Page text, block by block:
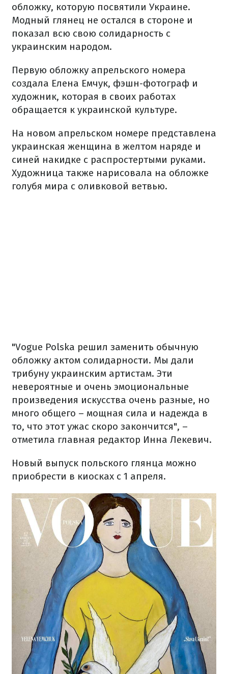
обложку, которую посвятили Украине.
Модный глянец не остался в стороне и
показал всю свою солидарность с
украинским народом.
Первую обложку апрельского номера
создала Елена Емчук, фэшн-фотограф и
художник, которая в своих работах
обращается к украинской культуре.
На новом апрельском номере представлена
​​украинская женщина в желтом наряде и
синей накидке с распростертыми руками.
Художница также нарисовала на обложке
голубя мира с оливковой ветвью.
"Vogue Polska решил заменить обычную
обложку актом солидарности. Мы дали
трибуну украинским артистам. Эти
невероятные и очень эмоциональные
произведения искусства очень разные, но
много общего – мощная сила и надежда в
то, что этот ужас скоро закончится", –
отметила главная редактор Инна Лекевич.
Новый выпуск польского глянца можно
приобрести в киосках с 1 апреля.